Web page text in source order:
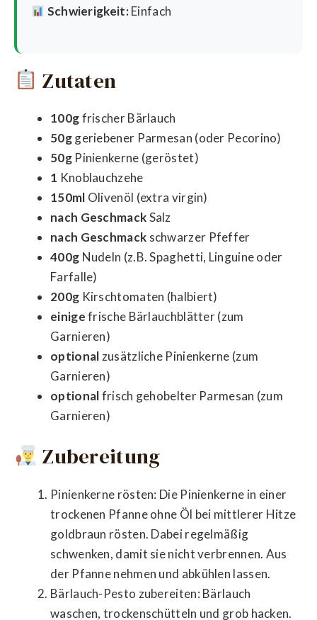
Schwierigkeit:Einfach
Zutaten
100gfrischer Bärlauch
50ggeriebener Parmesan (oder Pecorino)
50gPinienkerne (geröstet)
1 Knoblauchzehe
150ml Olivenöl (extra virgin)
nach GeschmackSalz
nach Geschmack schwarzer Pfeffer
400g Nudeln (z.B. Spaghetti, Linguine oder
Farfalle)
200g Kirschtomaten (halbiert)
einigefrische Bärlauchblätter (zum
Garnieren)
optional zusätzliche Pinienkerne (zum
Garnieren)
optionalfrisch gehobelter Parmesan (zum
Garnieren)
Zubereitung
Pinienkerne rösten: Die Pinienkerne in einer
trockenen Pfanne ohne Öl bei mittlerer Hitze
goldbraun rösten. Dabei regelmäßig
schwenken, damit sie nicht verbrennen. Aus
der Pfanne nehmen und abkühlen lassen.
Bärlauch-Pesto zubereiten: Bärlauch
waschen, trockenschütteln und grob hacken.